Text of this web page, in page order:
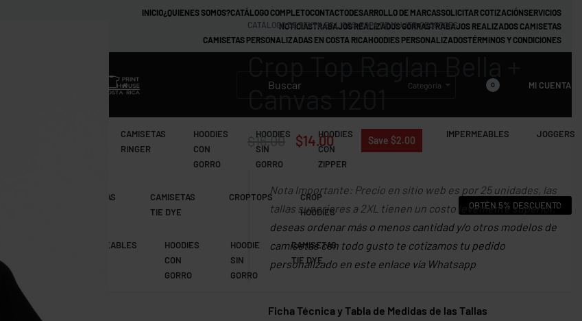
INICIO¿QUIENES SOMOS?CATÁLOGO COMPLETOCONTACTODESARROLLO DE MARCASSOLICITAR COTIZACIÓNSERVICIOS
NOTICIASTRABAJOS REALIZADOS GORRASTRABAJOS REALIZADOS CAMISETAS
CAMISETAS PERSONALIZADAS EN COSTA RICAHOODIES PERSONALIZADOSTÉRMINOS Y CONDICIONES
Categoría 0 MI CUENTA
CAMISETAS
RINGER
HOODIES
CON
GORRO
HOODIES
SIN
GORRO
HOODIES
CON
ZIPPER
JACKETS IMPERMEABLES JOGGERS
CAMISETAS
CAMISETAS
TIE DYE
CROPTOPS
CROP
HOODIES
RAGLAN
IMPERMEABLES
HOODIES
CON
GORRO
HOODIE
SIN
GORRO
CAMISETAS
TIE DYE
OBTÉN 5% DESCUENTO
CATÁLOGO DE TEXTILES LISOS›ROPA DE MUJER›CROPTOPS
Canvas 1201
16.00 $14.00 Save $2.00
Nota Importante: Precio en sitio web es por 25 unidades, las
tallas superiores a 2XL tienen un costo levemente superior.Si
deseas ordenar más o menos cantidad y/o otros modelos de
camisetas con todo gusto te cotizamos tu pedido
personalizado en este enlace vía Whatsapp
Ficha Técnica y Tabla de Medidas de las Tallas